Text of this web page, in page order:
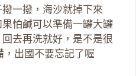
一撥，海沙就掉下來
果怕鹹可以準備一罐大罐
去再洗就好，是不是很
出國不要忘記了喔